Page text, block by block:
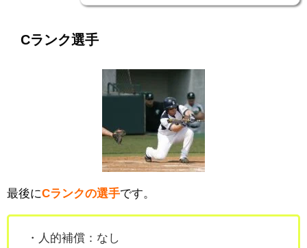
Cランク選手
最後にCランクの選手です。
・人的補償：なし